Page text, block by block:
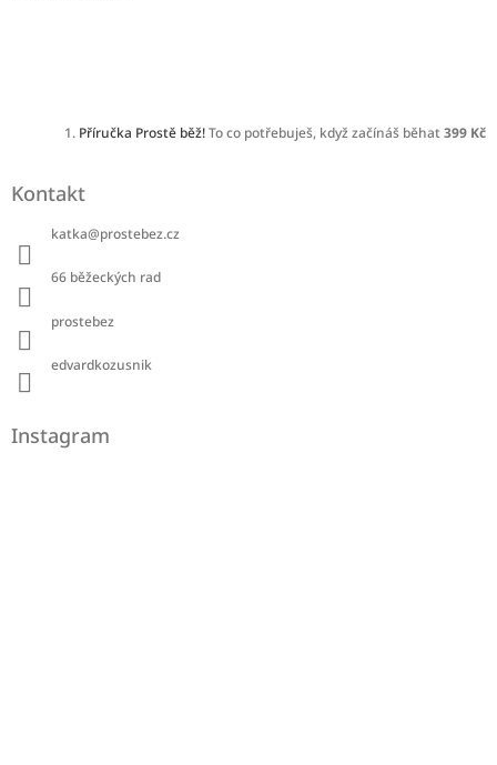
Příručka Prostě běž!To co potřebuješ, když začínáš běhat399 Kč
Kontakt
katka@prostebez.cz
66 běžeckých rad
prostebez
edvardkozusnik
Instagram